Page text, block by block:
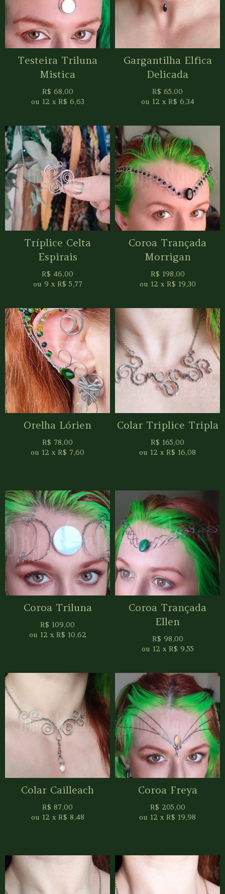
Testeira Triluna
Mistica
R$ 68,00
ou 12 x R$ 6,63
Gargantilha Elfica
Delicada
R$ 65,00
ou 12 x R$ 6,34
Tríplice Celta
Espirais
R$ 46,00
ou 9 x R$ 5,77
Coroa Trançada
Morrigan
R$ 198,00
ou 12 x R$ 19,30
Orelha Lórien
R$ 78,00
ou 12 x R$ 7,60
Colar Triplice Tripla
R$ 165,00
ou 12 x R$ 16,08
Coroa Triluna
R$ 109,00
ou 12 x R$ 10,62
Coroa Trançada
Ellen
R$ 98,00
ou 12 x R$ 9,55
Colar Cailleach
R$ 87,00
ou 12 x R$ 8,48
Coroa Freya
R$ 205,00
ou 12 x R$ 19,98